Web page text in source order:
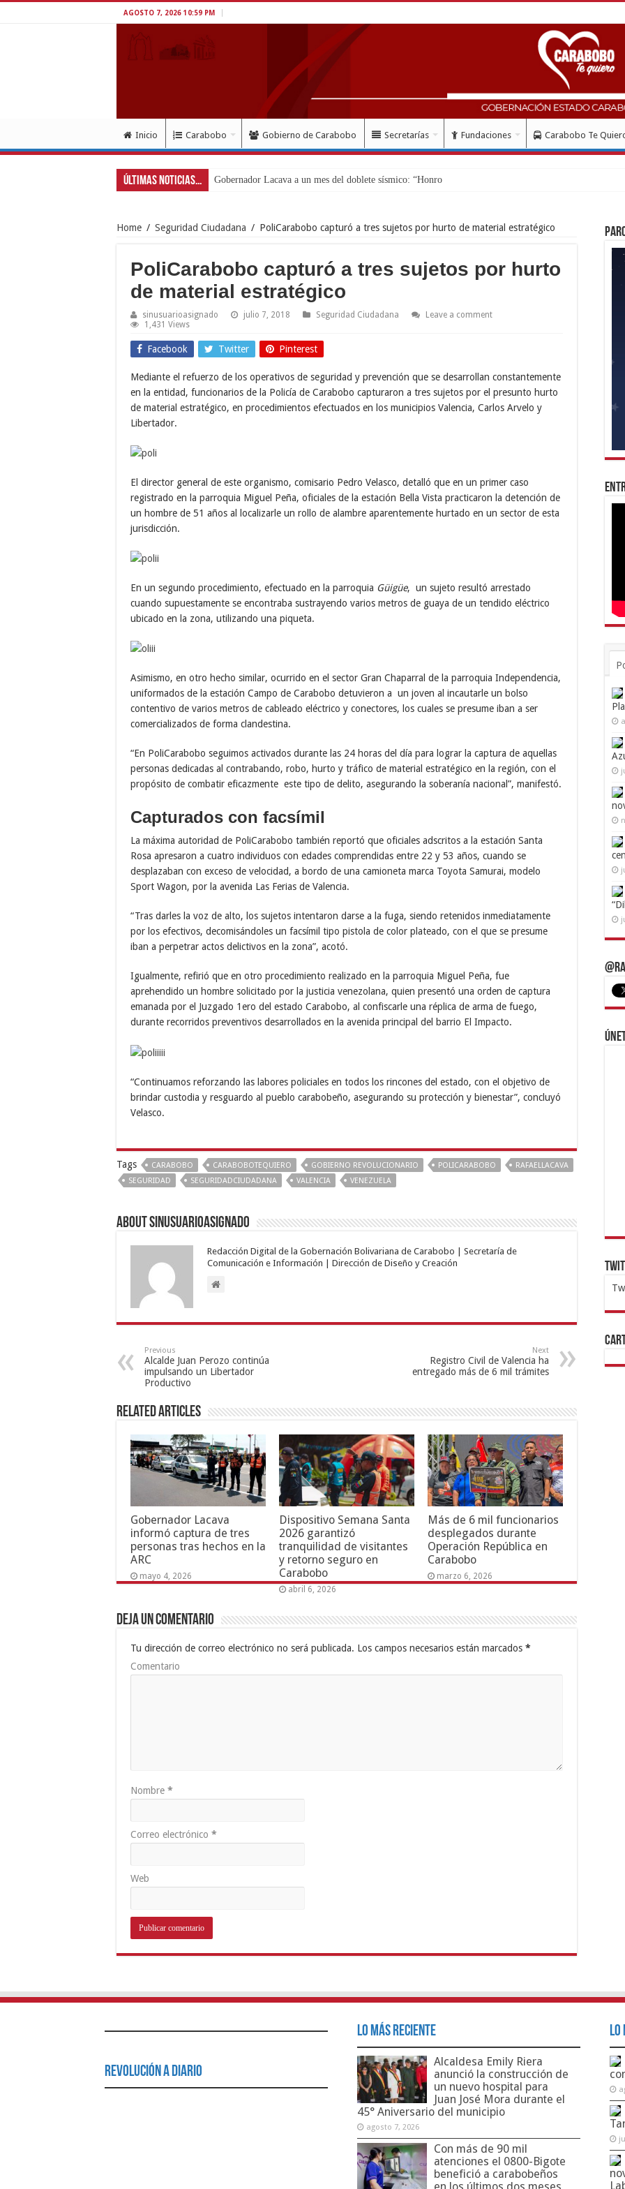
AGOSTO 7, 2026 10:59 PM
Inicio Carabobo Gobierno de Carabobo Secretarías Fundaciones Carabobo Te
Últimas Noticias... Gobernador Lacava a un mes del doblete sísmico: “Honro al valiente y solid
Home / Seguridad Ciudadana / PoliCarabobo capturó a tres sujetos por hurto de material estratégico
PoliCarabobo capturó a tres sujetos por hurto
de material estratégico
sinusuarioasignado julio 7, 2018 Seguridad Ciudadana
Leave a comment
1,431 Views
Facebook Twitter Pinterest
Mediante el refuerzo de los operativos de seguridad y prevención que se desarrollan constantemente
en la entidad, funcionarios de la Policía de Carabobo capturaron a tres sujetos por el presunto hurto
de material estratégico, en procedimientos efectuados en los municipios Valencia, Carlos Arvelo y
Libertador.
El director general de este organismo, comisario Pedro Velasco, detalló que en un primer caso
registrado en la parroquia Miguel Peña, oficiales de la estación Bella Vista practicaron la detención de
un hombre de 51 años al localizarle un rollo de alambre aparentemente hurtado en un sector de esta
jurisdicción.
En un segundo procedimiento, efectuado en la parroquia Güigüe, un sujeto resultó arrestado
cuando supuestamente se encontraba sustrayendo varios metros de guaya de un tendido eléctrico
ubicado en la zona, utilizando una piqueta.
Asimismo, en otro hecho similar, ocurrido en el sector Gran Chaparral de la parroquia Independencia,
uniformados de la estación Campo de Carabobo detuvieron a un joven al incautarle un bolso
contentivo de varios metros de cableado eléctrico y conectores, los cuales se presume iban a ser
comercializados de forma clandestina.
“En PoliCarabobo seguimos activados durante las 24 horas del día para lograr la captura de aquellas
personas dedicadas al contrabando, robo, hurto y tráfico de material estratégico en la región, con el
propósito de combatir eficazmente este tipo de delito, asegurando la soberanía nacional”, manifestó.
Capturados con facsímil
La máxima autoridad de PoliCarabobo también reportó que oficiales adscritos a la estación Santa
Rosa apresaron a cuatro individuos con edades comprendidas entre 22 y 53 años, cuando se
desplazaban con exceso de velocidad, a bordo de una camioneta marca Toyota Samurai, modelo
Sport Wagon, por la avenida Las Ferias de Valencia.
“Tras darles la voz de alto, los sujetos intentaron darse a la fuga, siendo retenidos inmediatamente
por los efectivos, decomisándoles un facsímil tipo pistola de color plateado, con el que se presume
iban a perpetrar actos delictivos en la zona”, acotó.
Igualmente, refirió que en otro procedimiento realizado en la parroquia Miguel Peña, fue
aprehendido un hombre solicitado por la justicia venezolana, quien presentó una orden de captura
emanada por el Juzgado 1ero del estado Carabobo, al confiscarle una réplica de arma de fuego,
durante recorridos preventivos desarrollados en la avenida principal del barrio El Impacto.
“Continuamos reforzando las labores policiales en todos los rincones del estado, con el objetivo de
brindar custodia y resguardo al pueblo carabobeño, asegurando su protección y bienestar”, concluyó
Velasco.
Tags CARABOBO CARABOBOTEQUIERO GOBIERNO REVOLUCIONARIO POLICARABOBO
RAFAELLACAVA
SEGURIDAD
SEGURIDADCIUDADANA VALENCIA VENEZUELA
About sinusuarioasignado
Redacción Digital de la Gobernación Bolivariana de Carabobo | Secretaría de
Comunicación e Información | Dirección de Diseño y Creación
Previous
Alcalde Juan Perozo continúa
impulsando un Libertador
Productivo
Next
Registro Civil de Valencia ha
entregado más de 6 mil trámites
Related Articles
Gobernador Lacava
informó captura de tres
personas tras hechos en la
ARC
mayo 4, 2026
Dispositivo Semana Santa
2026 garantizó
tranquilidad de visitantes
y retorno seguro en
Carabobo
abril 6, 2026
Más de 6 mil funcionarios
desplegados durante
Operación República en
Carabobo
marzo 6, 2026
Deja un comentario
Tu dirección de correo electrónico no será publicada. Los campos necesarios están marcados *
Comentario
Nombre *
Correo electrónico *
Web
Revolución a Diario
Lo Más Reciente
Alcaldesa Emily Riera
anunció la construcción de
un nuevo hospital para
Juan José Mora durante el
45° Aniversario del municipio
agosto 7, 2026
Con más de 90 mil
atenciones el 0800-Bigote
benefició a carabobeños
en los últimos dos meses